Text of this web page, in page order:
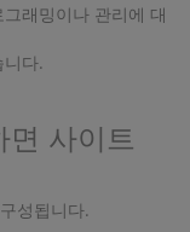
래밍이나 관리에 대
다.
사이트
성됩니다.